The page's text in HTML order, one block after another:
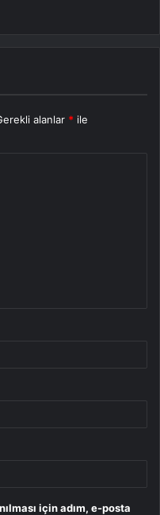
alanlar * ile
için adım, e-posta